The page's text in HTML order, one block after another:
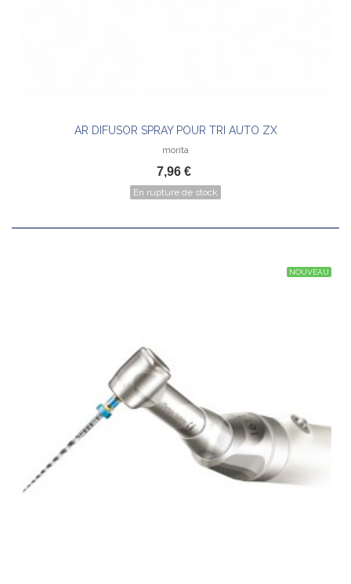
AR DIFUSOR SPRAY POUR TRI AUTO ZX
morita
7,96 €
En rupture de stock
NOUVEAU